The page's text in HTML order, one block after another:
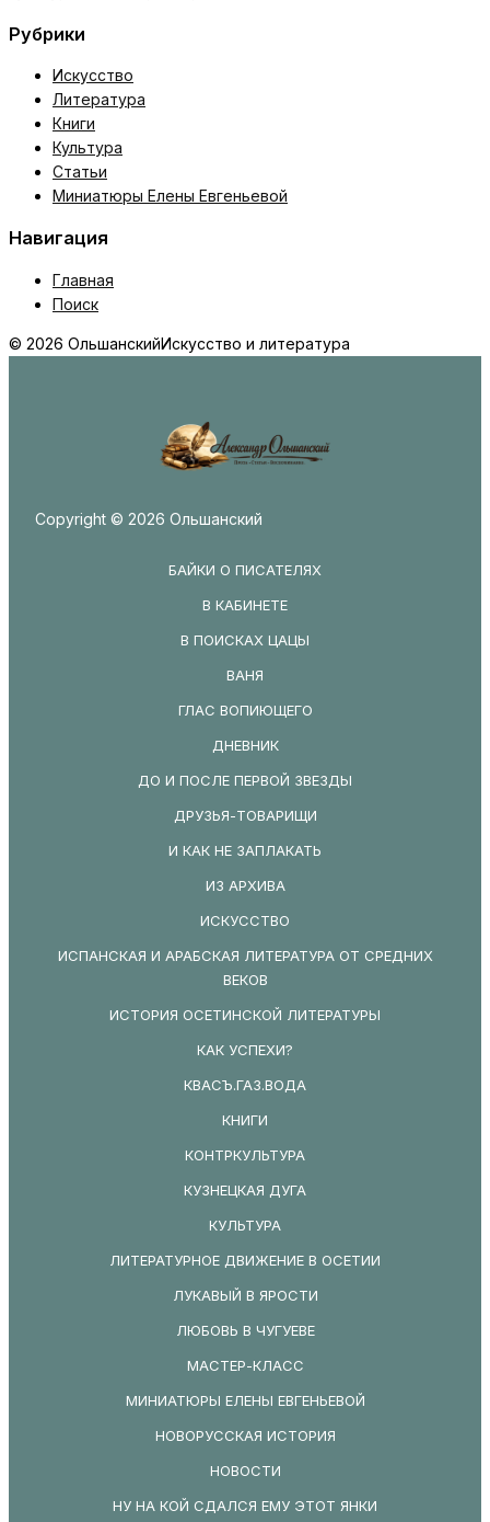
Рубрики
Искусство
Литература
Книги
Культура
Статьи
Миниатюры Елены Евгеньевой
Навигация
Главная
Поиск
© 2026 ОльшанскийИскусство и литература
Copyright © 2026 Ольшанский
БАЙКИ О ПИСАТЕЛЯХ
В КАБИНЕТЕ
В ПОИСКАХ ЦАЦЫ
ВАНЯ
ГЛАС ВОПИЮЩЕГО
ДНЕВНИК
ДО И ПОСЛЕ ПЕРВОЙ ЗВЕЗДЫ
ДРУЗЬЯ-ТОВАРИЩИ
И КАК НЕ ЗАПЛАКАТЬ
ИЗ АРХИВА
ИСКУССТВО
ИСПАНСКАЯ И АРАБСКАЯ ЛИТЕРАТУРА ОТ СРЕДНИХ
ВЕКОВ
ИСТОРИЯ ОСЕТИНСКОЙ ЛИТЕРАТУРЫ
КАК УСПЕХИ?
КВАСЪ.ГАЗ.ВОДА
КНИГИ
КОНТРКУЛЬТУРА
КУЗНЕЦКАЯ ДУГА
КУЛЬТУРА
ЛИТЕРАТУРНОЕ ДВИЖЕНИЕ В ОСЕТИИ
ЛУКАВЫЙ В ЯРОСТИ
ЛЮБОВЬ В ЧУГУЕВЕ
МАСТЕР-КЛАСС
МИНИАТЮРЫ ЕЛЕНЫ ЕВГЕНЬЕВОЙ
НОВОРУССКАЯ ИСТОРИЯ
НОВОСТИ
НУ НА КОЙ СДАЛСЯ ЕМУ ЭТОТ ЯНКИ